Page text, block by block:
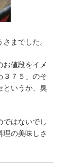
までした。
お値段をイメ
３７５」のそ
というか、臭
ではないでし
理の美味しさ